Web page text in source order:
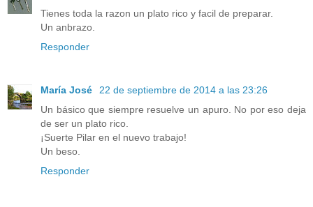
Tienes toda la razon un plato rico y facil de preparar.
Un anbrazo.
Responder
María José
22 de septiembre de 2014 a las 23:26
Un básico que siempre resuelve un apuro. No por eso deja
de ser un plato rico.
¡Suerte Pilar en el nuevo trabajo!
Un beso.
Responder